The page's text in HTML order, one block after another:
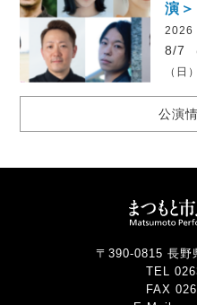
演＞
2026
8/7
（日）
公演
〒390-0815 長野
TEL
FAX